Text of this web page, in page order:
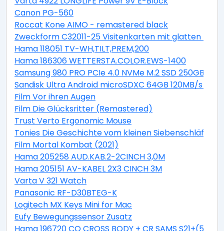
Canon PG-560
Roccat Kone AIMO - remastered black
Zweckform C32011-25 Visitenkarten mit glatten
Hama 118051 TV-WH,TILT,PREM,200
Hama 186306 WETTERSTA.COLOR.EWS-1400
Samsung 980 PRO PCIe 4.0 NVMe M.2 SSD 250GB
Sandisk Ultra Android microSDXC 64GB 120MB/s +
Film Vor ihren Augen
Film Die Glücksritter (Remastered)
Trust Verto Ergonomic Mouse
Tonies Die Geschichte vom kleinen Siebenschläfer,
Film Mortal Kombat (2021)
Hama 205258 AUD.KAB.2-2CINCH 3,0M
Hama 205151 AV-KABEL 2X3 CINCH 3M
Varta V 321 Watch
Panasonic RF-D30BTEG-K
Logitech MX Keys Mini for Mac
Eufy Bewegungssensor Zusatz